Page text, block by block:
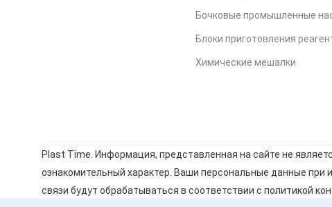
Бочковые промышленные
Блоки приготовления
Химические мешалки
Plast Time. Информация, представленная на сайте не
ознакомительный характер. Ваши персональные данные при
связи будут обрабатываться в соответствии с политикой